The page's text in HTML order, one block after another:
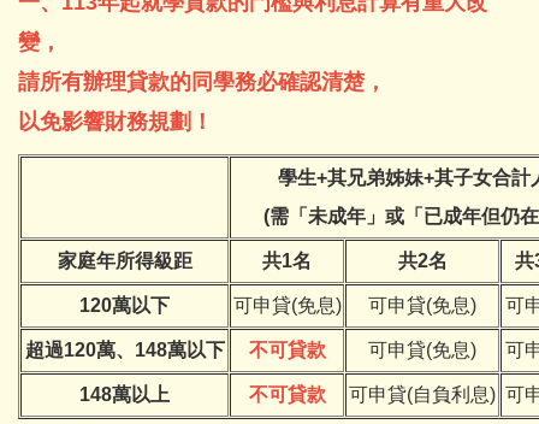
變，
請所有辦理貸款的同學務必確認清楚，
以免影響財務規劃！
學生+其兄弟姊妹+其子女合計
(需「未成年」或「已成年但仍
家庭年所得級距 共1名 共2名 共
120萬以下 可申貸(免息) 可申貸(免息) 可
超過120萬、148萬以下 不可貸款 可申貸(免息) 可
148萬以上 不可貸款 可申貸(自負利息) 可